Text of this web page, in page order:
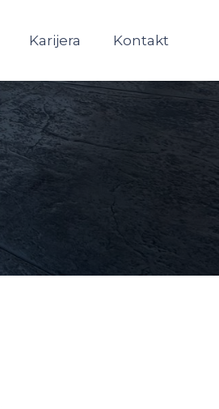
Karijera Kontakt